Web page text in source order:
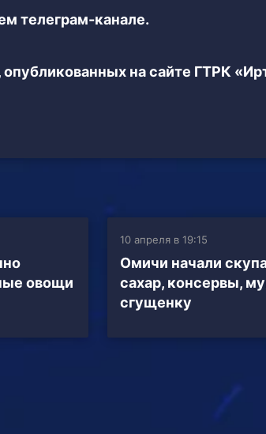
телеграм-канале.
на сайте ГТРК
овощи
10 апреля в 19:15
Омичи начали
сахар, консервы,
сгущенку